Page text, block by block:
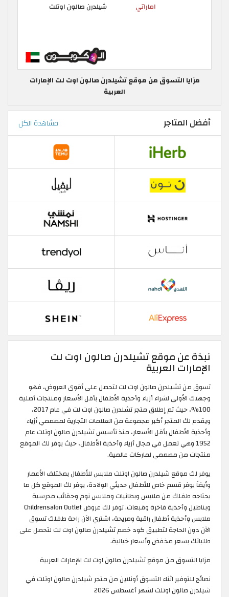
مزايا التسوق من موقع تشيلدرن صالون اوت لت الإمارات
العربية
أفضل المتاجر مشاهدة الكل
نبذة عن موقع تشيلدرن صالون اوت لت
الإمارات العربية
تسوق من تشيلدرن صالون اوت لت لتحصل على أقوى العروض، فهو
وجهتك الأولى لشراء أزياء وأحذية الأطفال بأقل الأسعار ومنتجات أصلية
100%، حيث تم إطلاق متجر تشلدرن صالون اوت لت في عام 2017،
ويقدم لك المتجر أكبر مجموعة من العلامات التجارية لمصممي أزياء
وأحذية الأطفال بأقل الأسعار، منذ تأسيس تشيلدرن صالون اوتلت عام
1952 وهي تعمل في مجال أزياء وأحذية الأطفال، حيث يوفر لك الموقع
منتجات من مصممي لماركات عالمية.
يوفر لك موقع شيلدرن صالون اوتلت ملابس للأطفال بمختلف الأعمار
وأيضاً يوفر قسم خاص للأطفال حديثي الولادة، يوفر لك الموقع كل ما
يحتاجه طفلك من ملابس وبطانيات وملابس نوم وحقائب مدرسية
وبناطيل وأحذية فاخرة وقبعات. توفر لك عروض Childrensalon Outlet
ملابس وأحذية أطفال راقية ومريحة، اشتري الآن راحة طفلك تسوق
الآن دون الحاجة لتطبيق كود خصم تشيلدرن صالون اوت لت لتحصل على
طلباتك بسعر مخفض وأسعار خيالية. ​
مزايا التسوق من موقع تشيلدرن صالون اوت لت الإمارات العربية
نصائح للتوفير اثناء التسوق أونلاين من متجر شيلدرن صالون اوتلت في
شيلدرن صالون اوتلت لشهر أغسطس 2026